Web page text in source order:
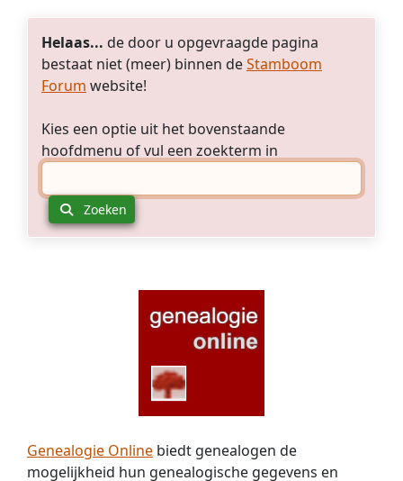
foto
gemaakt
zijn,
maar
deze
nooit
gezien.
Aangezien
Catrien
maar
wie
zijn
t
wel?
Helaas... de door u opgevraagde pagina
bestaat niet (meer) binnen deStamboom
Forum website!
Kies een optie uit het bovenstaande
hoofdmenu of vul een zoekterm in
Zoeken
Genealogie Online biedt genealogen de
mogelijkheid hun genealogische gegevens en